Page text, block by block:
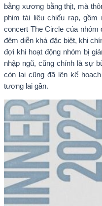
bằng xương bằng thịt, mà
phim tài liệu chiếu rạp,
concert The Circle của nhóm
đêm diễn khá đặc biệt, khi
đợi khi hoạt động nhóm bị
nhập ngũ, cũng chính là sự
còn lại cũng đã lên kế
tương lai gần.